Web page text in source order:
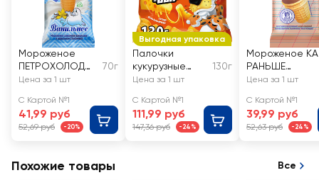
Мороженое
ПЕТРОХОЛОД
Сливочное
без змж,
вафельный
стаканчик
70г
Цена за 1 шт
С Картой №1
41,99 руб
52,69 руб -20%
Выгодная упаковка
Палочки
кукурузные
CHEETOS/
вкусом сыра
130г
Цена за 1 шт
С Картой №1
111,99 руб
147,36 руб -24%
Мороженое
РАНЬШЕ
Пломбир
15%, без змж,
вафельный
стаканчик
Цена за 1 шт
С Картой №1
39,99 руб
52,63 руб -24%
Похожие товары Все